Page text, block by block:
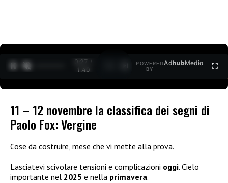
0:27 /
1:40
POWERED
BY
AdhubMedia
11 – 12 novembre la classifica dei segni di
Paolo Fox: Vergine
Cose da costruire, mese che vi mette alla prova.
Lasciatevi scivolare tensioni e complicazioni oggi. Cielo
importante nel 2025 e nella primavera.